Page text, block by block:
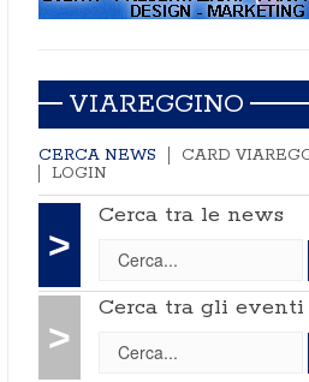
VIAREGGINO
CERCA NEWS
CARD
LOGIN
>
Cerca tra le news
>
Cerca tra gli eventi